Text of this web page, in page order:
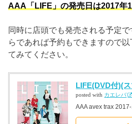
AAA「LIFE」の発売日は2017年
同時に店頭でも発売される予定
らであれば予約もできますので
てみてください。
LIFE(DVD付)(
posted with カエレバ
AAA avex trax